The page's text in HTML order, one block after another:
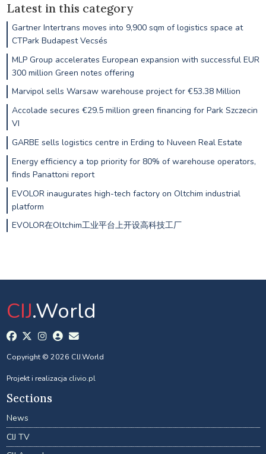
Latest in this category
Gartner Intertrans moves into 9,900 sqm of logistics space at
CTPark Budapest Vecsés
MLP Group accelerates European expansion with successful EUR
300 million Green notes offering
Marvipol sells Warsaw warehouse project for €53.38 Million
Accolade secures €29.5 million green financing for Park Szczecin
VI
GARBE sells logistics centre in Erding to Nuveen Real Estate
Energy efficiency a top priority for 80% of warehouse operators,
finds Panattoni report
EVOLOR inaugurates high-tech factory on Oltchim industrial
platform
EVOLOR在Oltchim工业平台上开设高科技工厂
CIJ.World
Copyright © 2026 CIJ.World
Projekt i realizacja clivio.pl
Sections
News
CIJ TV